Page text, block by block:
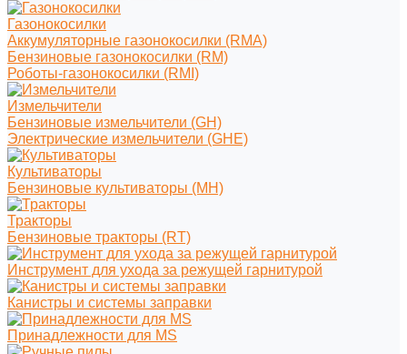
Газонокосилки
Аккумуляторные газонокосилки (RMA)
Бензиновые газонокосилки (RM)
Роботы-газонокосилки (RMI)
Измельчители
Бензиновые измельчители (GH)
Электрические измельчители (GHE)
Культиваторы
Бензиновые культиваторы (MH)
Тракторы
Бензиновые тракторы (RT)
Инструмент для ухода за режущей гарнитурой
Канистры и системы заправки
Принадлежности для MS